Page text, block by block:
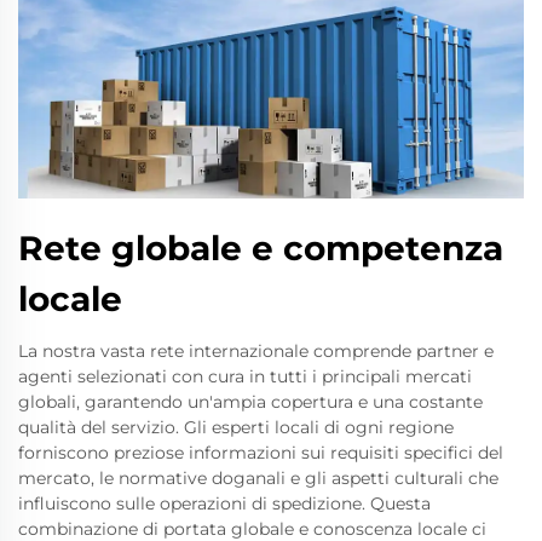
Rete globale e competenza
locale
La nostra vasta rete internazionale comprende partner e
agenti selezionati con cura in tutti i principali mercati
globali, garantendo un'ampia copertura e una costante
qualità del servizio. Gli esperti locali di ogni regione
forniscono preziose informazioni sui requisiti specifici del
mercato, le normative doganali e gli aspetti culturali che
influiscono sulle operazioni di spedizione. Questa
combinazione di portata globale e conoscenza locale ci